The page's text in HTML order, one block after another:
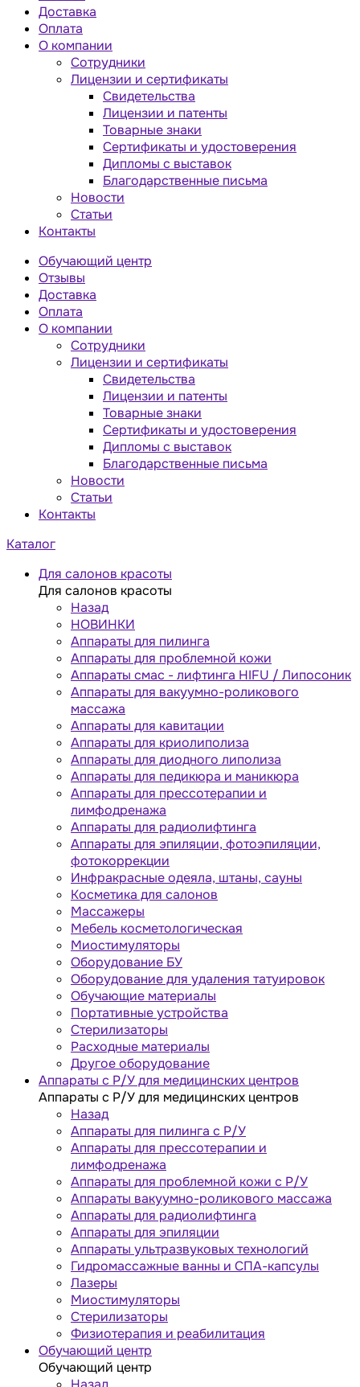
Доставка
Оплата
О компании
Сотрудники
Лицензии и сертификаты
Свидетельства
Лицензии и патенты
Товарные знаки
Сертификаты и удостоверения
Дипломы с выставок
Благодарственные письма
Новости
Статьи
Контакты
Обучающий центр
Отзывы
Доставка
Оплата
О компании
Сотрудники
Лицензии и сертификаты
Свидетельства
Лицензии и патенты
Товарные знаки
Сертификаты и удостоверения
Дипломы с выставок
Благодарственные письма
Новости
Статьи
Контакты
Каталог
Для салонов красоты
Для салонов красоты
Назад
НОВИНКИ
Аппараты для пилинга
Аппараты для проблемной кожи
Аппараты cмас - лифтинга HIFU / Липосоник
Аппараты для вакуумно-роликового
массажа
Аппараты для кавитации
Аппараты для криолиполиза
Аппараты для диодного липолиза
Аппараты для педикюра и маникюра
Аппараты для прессотерапии и
лимфодренажа
Аппараты для радиолифтинга
Аппараты для эпиляции, фотоэпиляции,
фотокоррекции
Инфракрасные одеяла, штаны, сауны
Косметика для салонов
Массажеры
Мебель косметологическая
Миостимуляторы
Оборудование БУ
Оборудование для удаления татуировок
Обучающие материалы
Портативные устройства
Стерилизаторы
Расходные материалы
Другое оборудование
Аппараты с Р/У для медицинских центров
Аппараты с Р/У для медицинских центров
Назад
Аппараты для пилинга с Р/У
Аппараты для прессотерапии и
лимфодренажа
Аппараты для проблемной кожи с Р/У
Аппараты вакуумно-роликового массажа
Аппараты для радиолифтинга
Аппараты для эпиляции
Аппараты ультразвуковых технологий
Гидромассажные ванны и СПА-капсулы
Лазеры
Миостимуляторы
Стерилизаторы
Физиотерапия и реабилитация
Обучающий центр
Обучающий центр